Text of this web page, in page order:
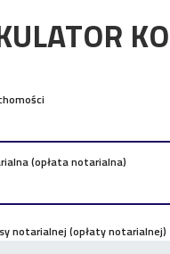
(opłata notarialna)
notarialnej (opłaty notarialnej)